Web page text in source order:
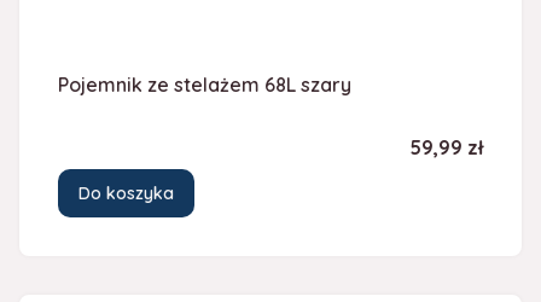
Pojemnik ze stelażem 68L szary
Cena
59,99 zł
Do koszyka